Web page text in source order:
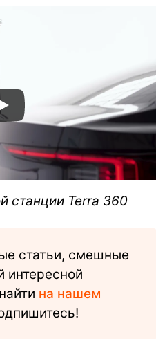
станции Terra 360
статьи, смешные
интересной
на нашем